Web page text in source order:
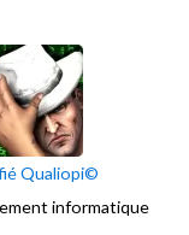
Qualiopi©
informatique